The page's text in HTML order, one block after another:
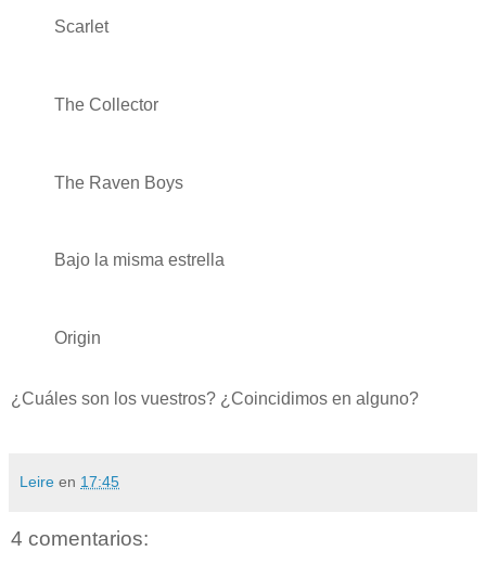
Scarlet
The Collector
The Raven Boys
Bajo la misma estrella
Origin
¿Cuáles son los vuestros? ¿Coincidimos en alguno?
Leire en 17:45
4 comentarios: